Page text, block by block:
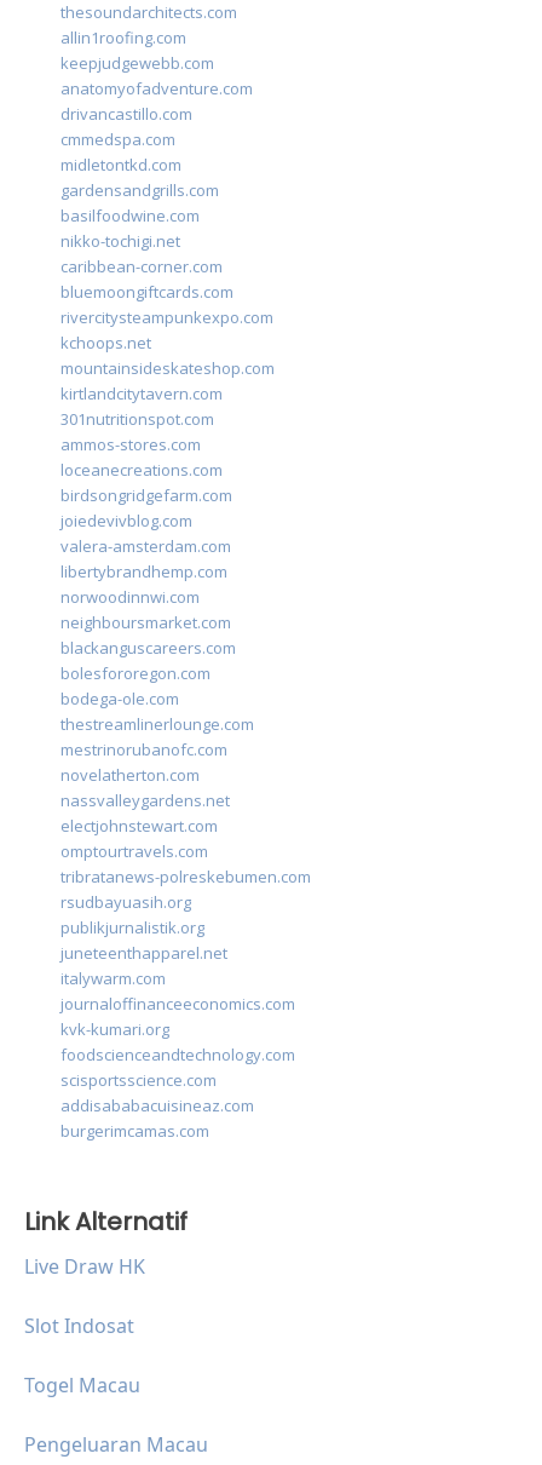
thesoundarchitects.com
allin1roofing.com
keepjudgewebb.com
anatomyofadventure.com
drivancastillo.com
cmmedspa.com
midletontkd.com
gardensandgrills.com
basilfoodwine.com
nikko-tochigi.net
caribbean-corner.com
bluemoongiftcards.com
rivercitysteampunkexpo.com
kchoops.net
mountainsideskateshop.com
kirtlandcitytavern.com
301nutritionspot.com
ammos-stores.com
loceanecreations.com
birdsongridgefarm.com
joiedevivblog.com
valera-amsterdam.com
libertybrandhemp.com
norwoodinnwi.com
neighboursmarket.com
blackanguscareers.com
bolesfororegon.com
bodega-ole.com
thestreamlinerlounge.com
mestrinorubanofc.com
novelatherton.com
nassvalleygardens.net
electjohnstewart.com
omptourtravels.com
tribratanews-polreskebumen.com
rsudbayuasih.org
publikjurnalistik.org
juneteenthapparel.net
italywarm.com
journaloffinanceeconomics.com
kvk-kumari.org
foodscienceandtechnology.com
scisportsscience.com
addisababacuisineaz.com
burgerimcamas.com
Link Alternatif
Live Draw HK
Slot Indosat
Togel Macau
Pengeluaran Macau